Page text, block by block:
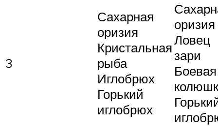
3
Сахарная
оризия
Кристальная
рыба
Иглобрюх
Горький
иглобрюх
оризия
Ловец
зари
Боевая